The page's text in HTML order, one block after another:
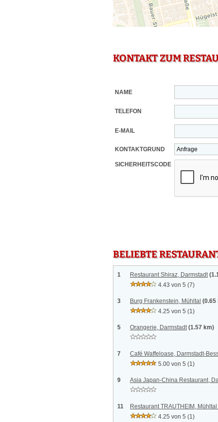
KONTAKT ZUM
NAME
TELEFON
E-MAIL
KONTAKTGRUND
SICHERHEITSCODE
BELIEBTE
1 Restaurant Shiraz, Darmstadt
4.43 von 5 (7)
3 Burg Frankenstein, Mühltal (0.65
4.25 von 5 (1)
5 Orangerie, Darmstadt (1.57 km)
7
Café Waffeloase, Darmstadt-
5.00 von 5 (1)
9 Asia Japan-China Restaurant,
11
Restaurant TRAUTHEIM, Mühltal
4.25 von 5 (1)